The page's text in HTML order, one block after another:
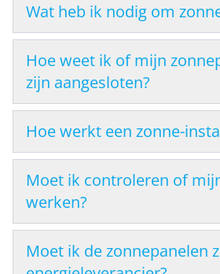
Wat heb ik nodig om
Hoe weet ik of mijn
zijn aangesloten?
Hoe werkt een zonne-
Moet ik controleren of
werken?
Moet ik de zonnepanelen